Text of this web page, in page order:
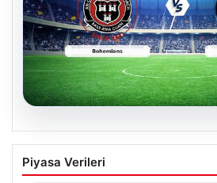
06.08.2026
CANLI | Bohemians – FC
Maç Önizlemesi ve
Piyasa Verileri